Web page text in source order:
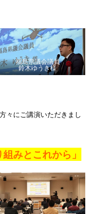
福島県議会議員
鈴木ゆうき様
々にご講演いただきまし
みとこれから」